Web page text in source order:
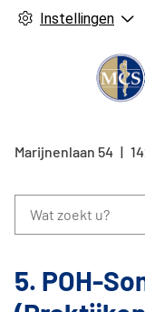
Instellingen
Marijnenlaan 54
5. POH-